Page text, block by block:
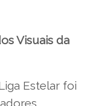
Visuais da
Estelar foi